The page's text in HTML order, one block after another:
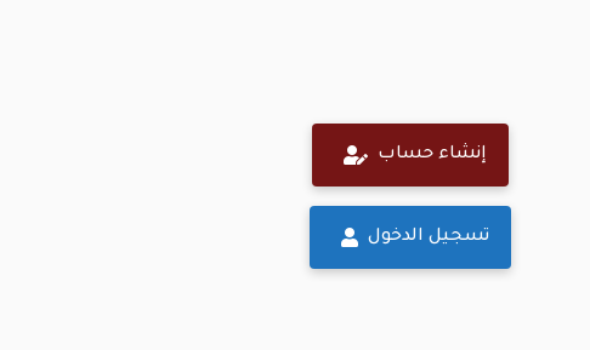
إنشاء حساب
تسجيل الدخول